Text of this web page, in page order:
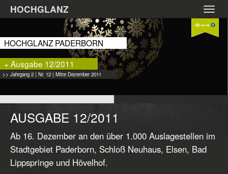
Zum
Hauptinhalt
HOCHGLANZ
HOCHGLANZ PADERBORN
+ Ausgabe 12/2011
>> Jahrgang 2 | Nr. 12 | Mitte Dezember 2011
AUSGABE 12/2011
Ab 16. Dezember an den über 1.000 Auslagestellen im
Stadtgebiet Paderborn, Schloß Neuhaus, Elsen, Bad
Lippspringe und Hövelhof.